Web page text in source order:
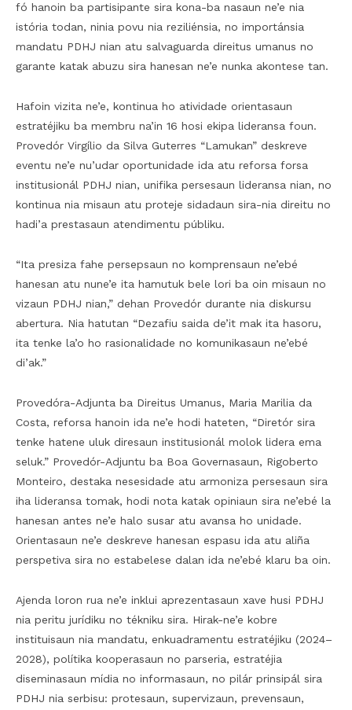
fó hanoin ba partisipante sira kona-ba nasaun ne’e nia
istória todan, ninia povu nia reziliénsia, no importánsia
mandatu PDHJ nian atu salvaguarda direitus umanus no
garante katak abuzu sira hanesan ne’e nunka akontese tan.
Hafoin vizita ne’e, kontinua ho atividade orientasaun
estratéjiku ba membru na’in 16 hosi ekipa lideransa foun.
Provedór Virgílio da Silva Guterres “Lamukan” deskreve
eventu ne’e nu’udar oportunidade ida atu reforsa forsa
institusionál PDHJ nian, unifika persesaun lideransa nian, no
kontinua nia misaun atu proteje sidadaun sira-nia direitu no
hadi’a prestasaun atendimentu públiku.
“Ita presiza fahe persepsaun no komprensaun ne’ebé
hanesan atu nune’e ita hamutuk bele lori ba oin misaun no
vizaun PDHJ nian,” dehan Provedór durante nia diskursu
abertura. Nia hatutan “Dezafiu saida de’it mak ita hasoru,
ita tenke la’o ho rasionalidade no komunikasaun ne’ebé
di’ak.”
Provedóra-Adjunta ba Direitus Umanus, Maria Marilia da
Costa, reforsa hanoin ida ne’e hodi hateten, “Diretór sira
tenke hatene uluk diresaun institusionál molok lidera ema
seluk.” Provedór-Adjuntu ba Boa Governasaun, Rigoberto
Monteiro, destaka nesesidade atu armoniza persesaun sira
iha lideransa tomak, hodi nota katak opiniaun sira ne’ebé la
hanesan antes ne’e halo susar atu avansa ho unidade.
Orientasaun ne’e deskreve hanesan espasu ida atu aliña
perspetiva sira no estabelese dalan ida ne’ebé klaru ba oin.
Ajenda loron rua ne’e inklui aprezentasaun xave husi PDHJ
nia peritu jurídiku no tékniku sira. Hirak-ne’e kobre
instituisaun nia mandatu, enkuadramentu estratéjiku (2024–
2028), polítika kooperasaun no parseria, estratéjia
diseminasaun mídia no informasaun, no pilár prinsipál sira
PDHJ nia serbisu: protesaun, supervizaun, prevensaun,